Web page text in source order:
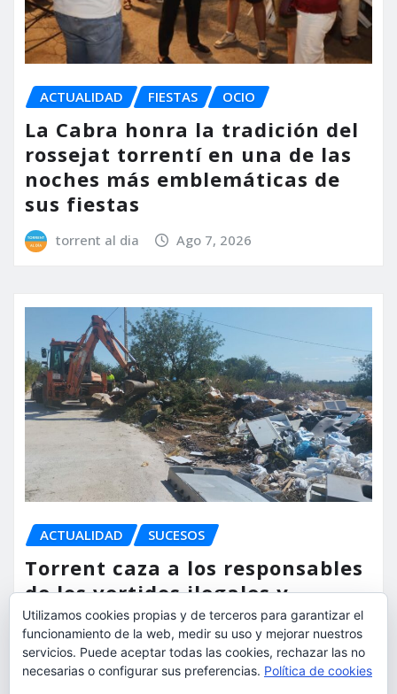
ACTUALIDAD FIESTAS OCIO
La Cabra honra la tradición del
rossejat torrentí en una de las
noches más emblemáticas de
sus fiestas
torrent al dia Ago 7, 2026
ACTUALIDAD SUCESOS
Torrent caza a los responsables
de los vertidos ilegales y
endurece las sanciones
torrent al dia Ago 7, 2026
Utilizamos cookies propias y de terceros para garantizar el
funcionamiento de la web, medir su uso y mejorar nuestros
servicios. Puede aceptar todas las cookies, rechazar las no
necesarias o configurar sus preferencias. Política de cookies